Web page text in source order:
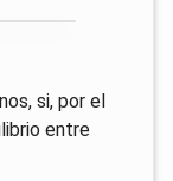
si, por el
entre